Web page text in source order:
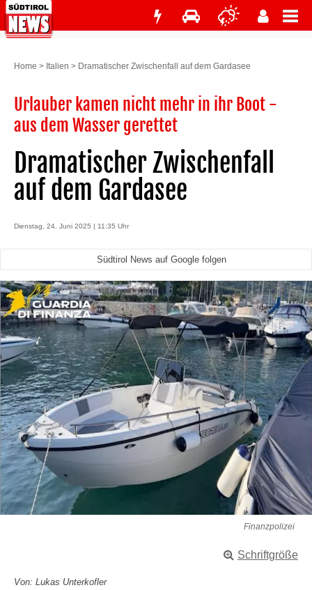
Home > Italien > Dramatischer Zwischenfall auf dem Gardasee
Urlauber kamen nicht mehr in ihr Boot -
aus dem Wasser gerettet
Dramatischer Zwischenfall
auf dem Gardasee
Dienstag, 24. Juni 2025 | 11:35 Uhr
Südtirol News auf Google folgen
Finanzpolizei
Schriftgröße
Von: Lukas Unterkofler